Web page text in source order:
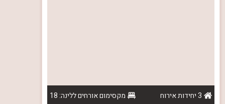
3 יחידות אירוח
מקסימום אורחים ללינה: 18